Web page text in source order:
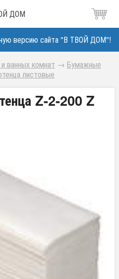
ДОМ
версию сайта "В ТВОЙ ДОМ"!
ванных комнат → Бумажные
листовые
Z-2-200 Z